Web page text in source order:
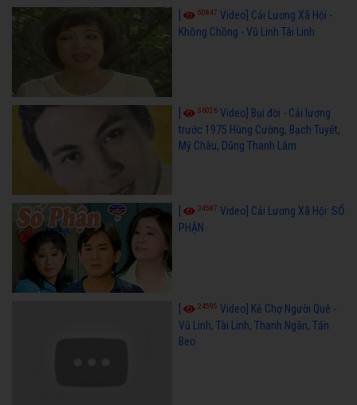
50847 Video] Cải Lương Xã Hội -
Không Chồng - Vũ Linh Tài Linh
36026 Video] Bụi đời - Cải lương
trước 1975 Hùng Cường, Bạch Tuyết,
Mỹ Châu, Dũng Thanh Lâm
34587 Video] Cải Lương Xã Hội: SỐ
PHẬN
24595 Video] Kẻ Chợ Người Quê -
Vũ Linh, Tài Linh, Thanh Ngân, Tấn
Beo